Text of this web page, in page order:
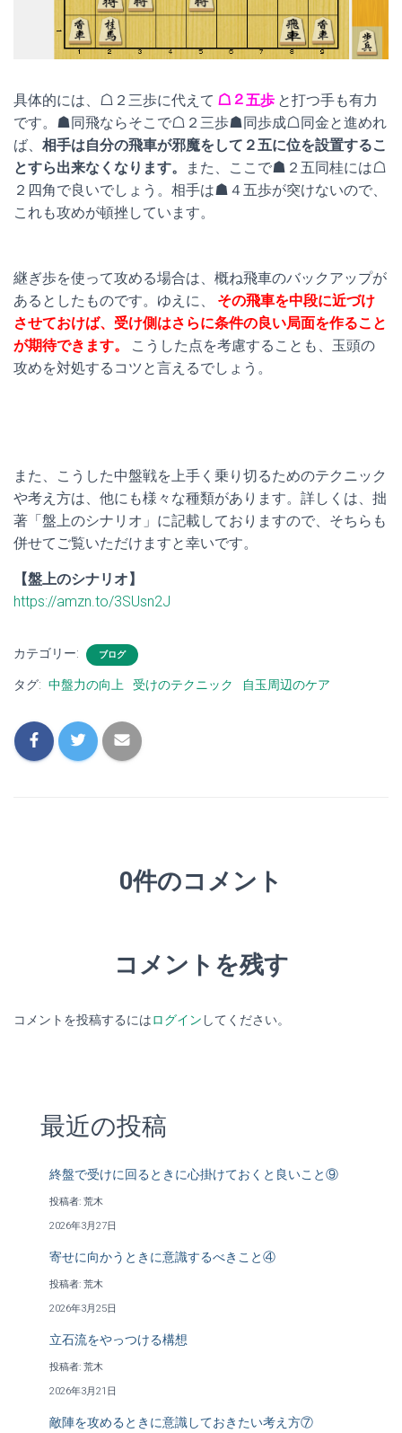
具体的には、☖２三歩に代えて ☖２五歩 と打つ手も有力
です。☗同飛ならそこで☖２三歩☗同歩成☖同金と進めれ
ば、 相手は自分の飛車が邪魔をして２五に位を設置するこ
とすら出来なくなります。
また、ここで☗２五同桂には☖
２四角で良いでしょう。相手は☗４五歩が突けないので、
これも攻めが頓挫しています。
継ぎ歩を使って攻める場合は、概ね飛車のバックアップが
あるとしたものです。ゆえに、
その飛車を中段に近づけ
させておけば、受け側はさらに条件の良い局面を作ること
が期待できます。
こうした点を考慮することも、玉頭の
攻めを対処するコツと言えるでしょう。
また、こうした中盤戦を上手く乗り切るためのテクニック
や考え方は、他にも様々な種類があります。詳しくは、拙
著「盤上のシナリオ」に記載しておりますので、そちらも
併せてご覧いただけますと幸いです。
【盤上のシナリオ】
https://amzn.to/3SUsn2J
カテゴリー: ブログ
タグ: 中盤力の向上 受けのテクニック 自玉周辺のケア
0件のコメント
コメントを残す
コメントを投稿するにはログイン してください。
最近の投稿
終盤で受けに回るときに心掛けておくと良いこと⑨
投稿者: 荒木
2026年3月27日
寄せに向かうときに意識するべきこと④
投稿者: 荒木
2026年3月25日
立石流をやっつける構想
投稿者: 荒木
2026年3月21日
敵陣を攻めるときに意識しておきたい考え方⑦